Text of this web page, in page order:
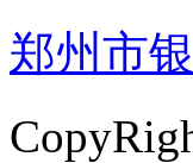
郑州市